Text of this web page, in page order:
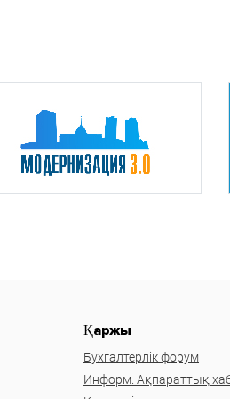
Қаржы
Бухгалтерлік форум
Информ. Ақпараттық